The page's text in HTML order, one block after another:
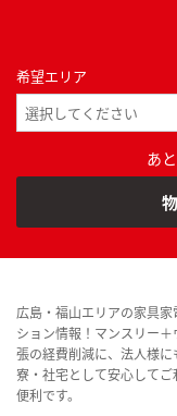
希望エリア
あ
広島・福山エリアの家具
ション情報！マンスリー
張の経費削減に、法人様に
寮・社宅として安心して
便利です。